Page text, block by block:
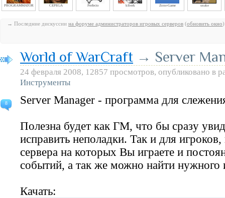
PROGRAMMATOR CEPEGA Perfecto kiberk Zone-Game snake
→ Последние дискуссии на форуме администраторов игровых серверов (обновить окно)
8
World of WarCraft → Server
24 февраля 2008, 12857 просмотров, опубликовано в
Инструменты
Server Manager - программа для
Полезна будет как ГМ, что бы сразу
исправить неполадки. Так и для
сервера на которых Вы играете и
событий, а так же можно найти нужного
Качать: